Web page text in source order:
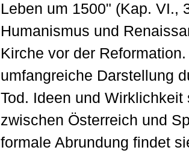
Leben um 1500" (Kap. VI.,
Humanismus und
Kirche vor der
umfangreiche Darstellung
Tod. Ideen und
zwischen Österreich und
formale Abrundung findet